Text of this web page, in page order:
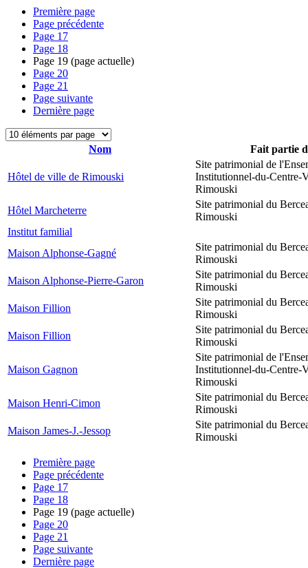
Première page
Page précédente
Page 17
Page 18
Page 19 (page actuelle)
Page 20
Page 21
Page suivante
Dernière page
Nom Fait partie
Hôtel de ville de Rimouski
Site patrimonial de
Institutionnel-du-Centre-
Rimouski
Hôtel Marcheterre
Site patrimonial du
Rimouski
Institut familial
Maison Alphonse-Gagné
Site patrimonial du
Rimouski
Maison Alphonse-Pierre-Garon
Site patrimonial du
Rimouski
Maison Fillion
Site patrimonial du
Rimouski
Maison Fillion
Site patrimonial du
Rimouski
Maison Gagnon
Site patrimonial de
Institutionnel-du-Centre-
Rimouski
Maison Henri-Cimon
Site patrimonial du
Rimouski
Maison James-J.-Jessop
Site patrimonial du
Rimouski
Première page
Page précédente
Page 17
Page 18
Page 19 (page actuelle)
Page 20
Page 21
Page suivante
Dernière page